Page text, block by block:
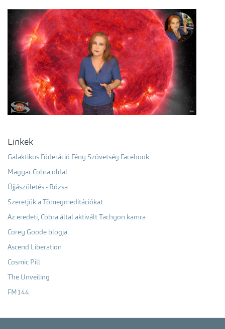
Linkek
Galaktikus Föderáció Fény Szövetség Facebook
Magyar Cobra oldal
Újjászületés - Rózsa
Szeretjük a Tömegmeditációkat
Az eredeti, Cobra által aktivált Tachyon kamra
Corey Goode blogja
Ascend Liberation
Cosmic Pill
The Unveiling
FM144